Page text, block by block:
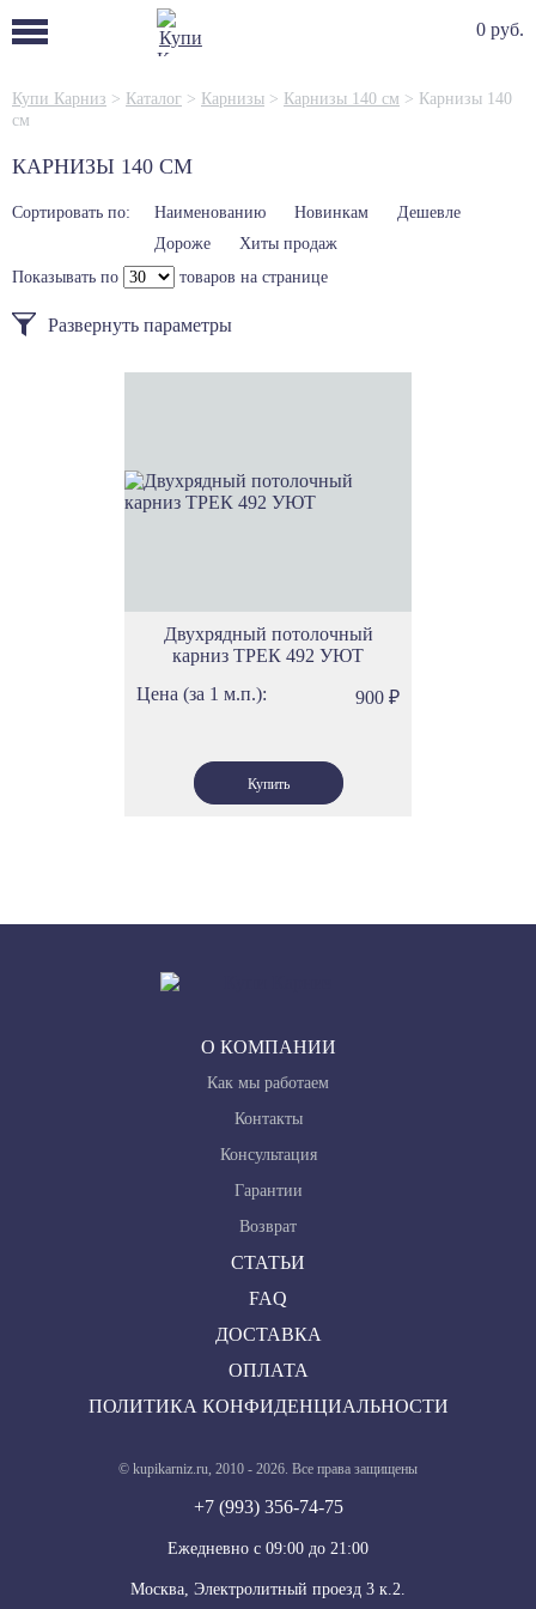
0 руб.
Купи Карниз > Каталог > Карнизы > Карнизы 140 см > Карнизы 140
см
КАРНИЗЫ 140 СМ
Сортировать по: Наименованию Новинкам
Дешевле
Дороже
Хиты продаж
Показывать по
товаров на странице
Развернуть параметры
Двухрядный потолочный
карниз ТРЕК 492 УЮТ
Цена (за 1 м.п.):
900 ₽
О КОМПАНИИ
Как мы работаем
Контакты
Консультация
Гарантии
Возврат
СТАТЬИ
FAQ
ДОСТАВКА
ОПЛАТА
ПОЛИТИКА КОНФИДЕНЦИАЛЬНОСТИ
© kupikarniz.ru, 2010 - 2026. Все права защищены
+7 (993) 356-74-75
Eжедневно с 09:00 до 21:00
Москва, Электролитный проезд 3 к.2.